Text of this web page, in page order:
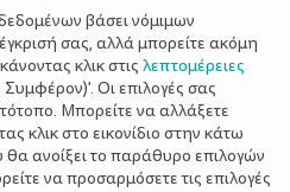
βάσει νόμιμων
σας, αλλά μπορείτε ακόμη
κλικ στις λεπτομέρειες
Οι επιλογές σας
Μπορείτε να αλλάξετε
κλικ στο εικονίδιο στην κάτω
θα ανοίξει το παράθυρο επιλογών
να προσαρμόσετε τις επιλογές